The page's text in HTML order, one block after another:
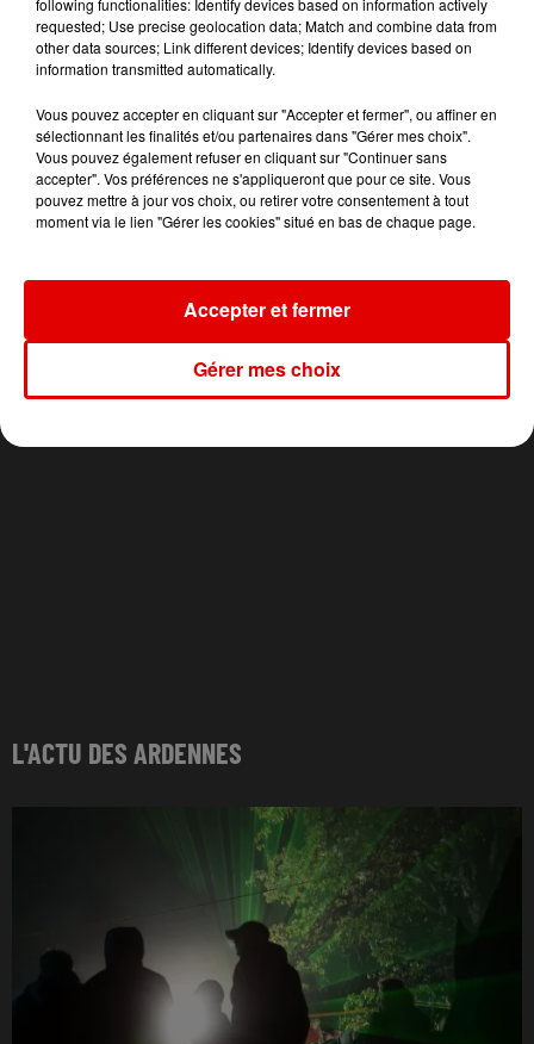
TITRES DIFFUSÉS
L'ACTU DES ARDENNES
requested; Use precise geolocation data; Match and combine data from
other data sources; Link different devices; Identify devices based on
information transmitted automatically.
Vous pouvez accepter en cliquant sur "Accepter et fermer", ou affiner en
sélectionnant les finalités et/ou partenaires dans "Gérer mes choix".
Vous pouvez également refuser en cliquant sur "Continuer sans
accepter". Vos préférences ne s'appliqueront que pour ce site. Vous
pouvez mettre à jour vos choix, ou retirer votre consentement à tout
moment via le lien "Gérer les cookies" situé en bas de chaque page.
Gérer mes choix
Accepter et fermer